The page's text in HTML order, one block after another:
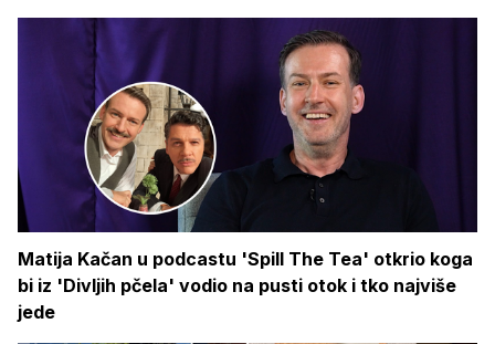
Matija Kačan u podcastu 'Spill The Tea' otkrio koga
bi iz 'Divljih pčela' vodio na pusti otok i tko najviše
jede